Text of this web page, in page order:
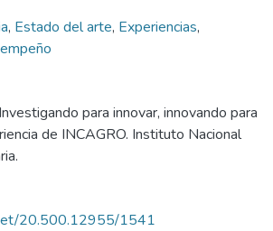
, Estado del arte, Experiencias,
para innovar, innovando para
de INCAGRO. Instituto Nacional
20.500.12955/1541